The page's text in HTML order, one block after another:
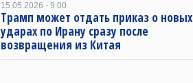
15.05.2026 - 9:00
Трамп может отдать приказ о новых
ударах по Ирану сразу после
возвращения из Китая